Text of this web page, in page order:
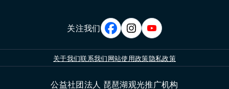
关注我们
关于我们联系我们网站使用政策隐私政策
公益社团法人 琵琶湖观光推广机构